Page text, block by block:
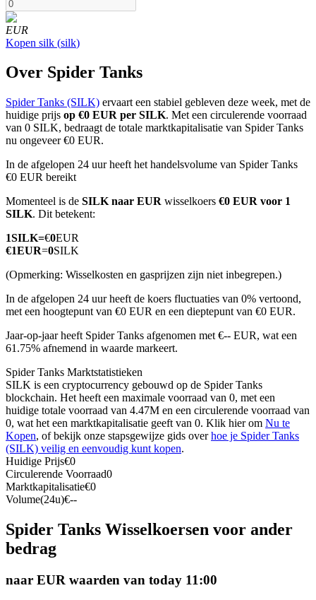
COIN-M-futures
Cryptocurrency-futures
TradFi
Derivaten voor aandelen, forex, edelmetalen en grondstoffen
USDC-futures
Futures met USDC als onderpand
Sluit je aan bij top traders
EUR
Kopen silk (silk)
Over Spider Tanks
Spider Tanks (SILK) ervaart een stabiel gebleven deze week, met de
huidige prijs op €0 EUR per SILK. Met een circulerende voorraad
van 0 SILK, bedraagt de totale marktkapitalisatie van Spider Tanks
nu ongeveer €0 EUR.
In de afgelopen 24 uur heeft het handelsvolume van Spider Tanks
€0 EUR bereikt
Momenteel is de SILK naar EUR wisselkoers €0 EUR voor 1
SILK. Dit betekent:
1SILK=€0EUR
€1EUR=0SILK
(Opmerking: Wisselkosten en gasprijzen zijn niet inbegrepen.)
In de afgelopen 24 uur heeft de koers fluctuaties van 0% vertoond,
met een hoogtepunt van €0 EUR en een dieptepunt van €0 EUR.
Jaar-op-jaar heeft Spider Tanks afgenomen met €-- EUR, wat een
61.75% afnemend in waarde markeert.
Spider Tanks Marktstatistieken
SILK is een cryptocurrency gebouwd op de Spider Tanks
blockchain. Het heeft een maximale voorraad van 0, met een
huidige totale voorraad van 4.47M en een circulerende voorraad van
0, wat het een marktkapitalisatie geeft van 0. Klik hier om Nu te
Kopen, of bekijk onze stapsgewijze gids overhoe je Spider Tanks
(SILK) veilig en eenvoudig kunt kopen.
Huidige Prijs€0
Circulerende Voorraad0
Marktkapitalisatie€0
Volume(24u)€--
Spider Tanks Wisselkoersen voor ander
bedrag
naar EUR waarden van today 11:00